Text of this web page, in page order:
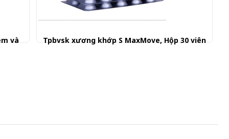
và Tpbvsk xương khớp S MaxMove, Hộp 30 viên